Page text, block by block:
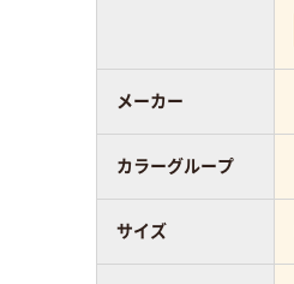
メーカー
カラーグループ
サイズ